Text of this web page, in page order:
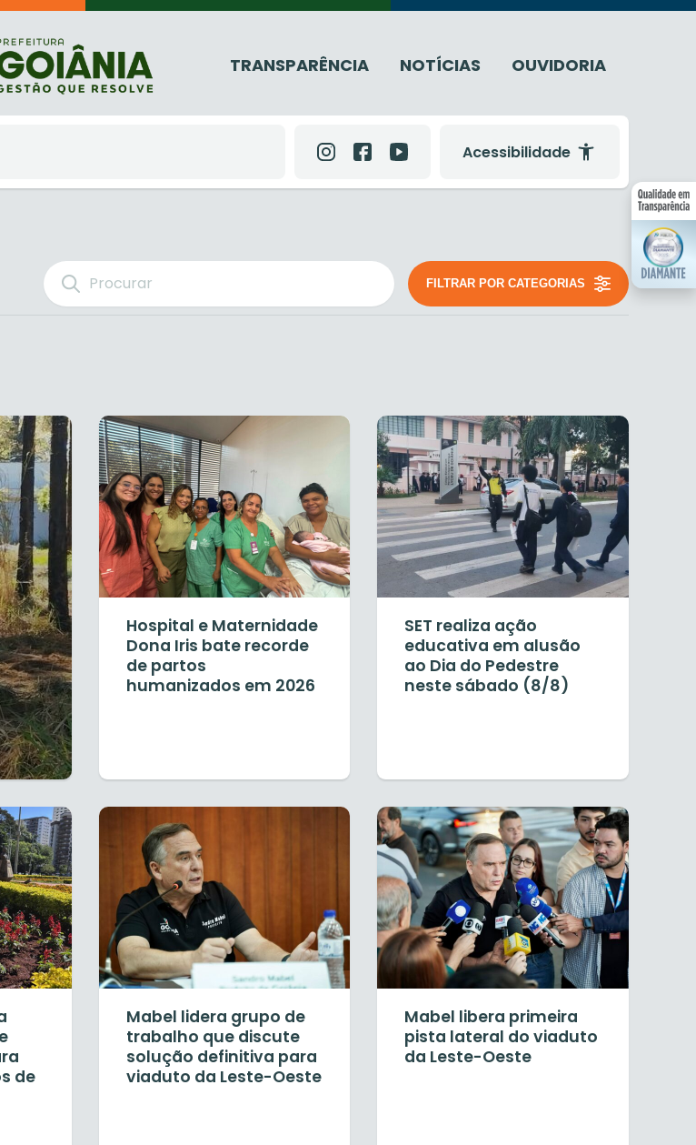
TRANSPARÊNCIA NOTÍCIAS OUVIDORIA
Acessibilidade
FILTRAR POR CATEGORIAS
Hospital e Maternidade
Dona Iris bate recorde
de partos
humanizados em 2026
SET realiza ação
educativa em alusão
ao Dia do Pedestre
neste sábado (8/8)
de
Mabel lidera grupo de
trabalho que discute
solução definitiva para
viaduto da Leste-Oeste
Mabel libera primeira
pista lateral do viaduto
da Leste-Oeste